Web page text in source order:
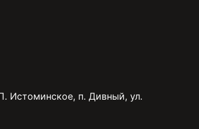
Истоминское, п. Дивный, ул.